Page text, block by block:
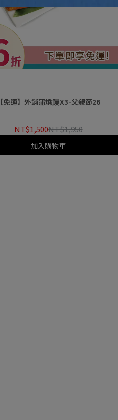
【免運】外銷蒲燒鰻X3-父親節26
NT$1,500NT$1,950
加入購物車